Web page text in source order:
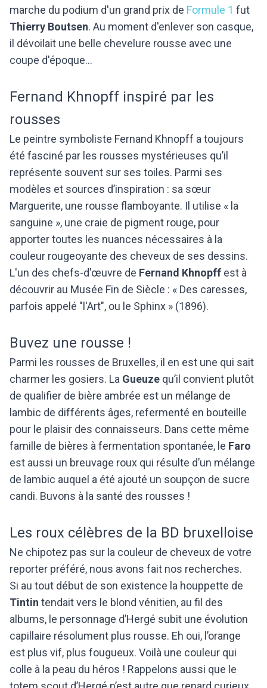
marche du podium d'un grand prix de Formule 1 fut
Thierry Boutsen. Au moment d'enlever son casque,
il dévoilait une belle chevelure rousse avec une
coupe d'époque...
Fernand Khnopff inspiré par les
rousses
Le peintre symboliste Fernand Khnopff a toujours
été fasciné par les rousses mystérieuses qu’il
représente souvent sur ses toiles. Parmi ses
modèles et sources d’inspiration : sa sœur
Marguerite, une rousse flamboyante. Il utilise « la
sanguine », une craie de pigment rouge, pour
apporter toutes les nuances nécessaires à la
couleur rougeoyante des cheveux de ses dessins.
L'un des chefs-d'œuvre de Fernand Khnopff est à
découvrir au Musée Fin de Siècle : « Des caresses,
parfois appelé "l'Art", ou le Sphinx » (1896).
Buvez une rousse !
Parmi les rousses de Bruxelles, il en est une qui sait
charmer les gosiers. La Gueuze qu’il convient plutôt
de qualifier de bière ambrée est un mélange de
lambic de différents âges, refermenté en bouteille
pour le plaisir des connaisseurs. Dans cette même
famille de bières à fermentation spontanée, le Faro
est aussi un breuvage roux qui résulte d’un mélange
de lambic auquel a été ajouté un soupçon de sucre
candi. Buvons à la santé des rousses !
Les roux célèbres de la BD bruxelloise
Ne chipotez pas sur la couleur de cheveux de votre
reporter préféré, nous avons fait nos recherches.
Si au tout début de son existence la houppette de
Tintin tendait vers le blond vénitien, au fil des
albums, le personnage d’Hergé subit une évolution
capillaire résolument plus rousse. Eh oui, l’orange
est plus vif, plus fougueux. Voilà une couleur qui
colle à la peau du héros ! Rappelons aussi que le